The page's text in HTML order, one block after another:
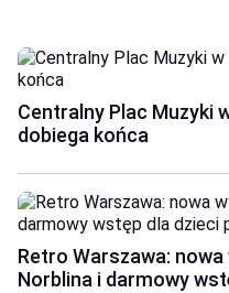
Centralny Plac Muzyki
dobiega końca
Retro Warszawa:
Norblina i darmowy